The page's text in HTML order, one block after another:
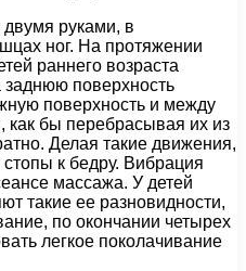
руками, в
ног. На протяжении
раннего возраста
заднюю поверхность
поверхность и между
бы перебрасывая их из
Делая такие движения,
к бедру. Вибрация
массажа. У детей
такие ее разновидности,
по окончании четырех
легкое поколачивание